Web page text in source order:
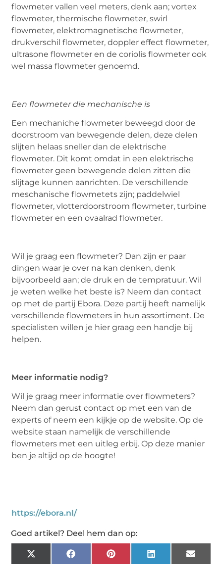
flowmeter vallen veel meters, denk aan; vortex
flowmeter, thermische flowmeter, swirl
flowmeter, elektromagnetische flowmeter,
drukverschil flowmeter, doppler effect flowmeter,
ultrasone flowmeter en de coriolis flowmeter ook
wel massa flowmeter genoemd.
Een flowmeter die mechanische is
Een mechaniche flowmeter beweegd door de
doorstroom van bewegende delen, deze delen
slijten helaas sneller dan de elektrische
flowmeter. Dit komt omdat in een elektrische
flowmeter geen bewegende delen zitten die
slijtage kunnen aanrichten. De verschillende
meschanische flowmetets zijn; paddelwiel
flowmeter, vlotterdoorstroom flowmeter, turbine
flowmeter en een ovaalrad flowmeter.
Wil je graag een flowmeter? Dan zijn er paar
dingen waar je over na kan denken, denk
bijvoorbeeld aan; de druk en de tempratuur. Wil
je weten welke het beste is? Neem dan contact
op met de partij Ebora. Deze partij heeft namelijk
verschillende flowmeters in hun assortiment. De
specialisten willen je hier graag een handje bij
helpen.
Meer informatie nodig?
Wil je graag meer informatie over flowmeters?
Neem dan gerust contact op met een van de
experts of neem een kijkje op de website. Op de
website staan namelijk de verschillende
flowmeters met een uitleg erbij. Op deze manier
ben je altijd op de hoogte!
https://ebora.nl/
Goed artikel? Deel hem dan op:
X
(Twitter)
Facebook Pinterest LinkedIn Email